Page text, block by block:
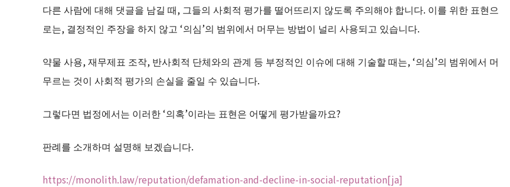
다른 사람에 대해 댓글을 남길 때, 그들의 사회적 평가를 떨어뜨리지 않도록 주의해야 합니다. 이를 위한 표현으
로는, 결정적인 주장을 하지 않고 ‘의심’의 범위에서 머무는 방법이 널리 사용되고 있습니다.
약물 사용, 재무제표 조작, 반사회적 단체와의 관계 등 부정적인 이슈에 대해 기술할 때는, ‘의심’의 범위에서 머
무르는 것이 사회적 평가의 손실을 줄일 수 있습니다.
그렇다면 법정에서는 이러한 ‘의혹’이라는 표현은 어떻게 평가받을까요?
판례를 소개하며 설명해 보겠습니다.
https://monolith.law/reputation/defamation-and-decline-in-social-reputation[ja]